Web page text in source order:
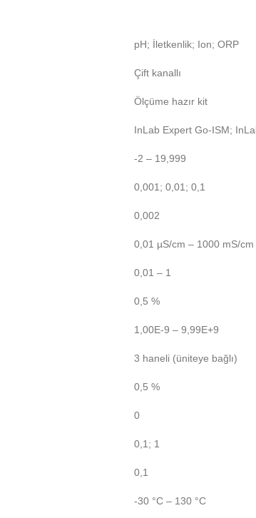
pH; İletkenlik; Ion; ORP
Çift kanallı
Ölçüme hazır kit
InLab Expert Go-ISM;
-2 – 19,999
0,001; 0,01; 0,1
0,002
0,01 µS/cm – 1000 mS/cm
0,01 – 1
0,5 %
1,00E-9 – 9,99E+9
3 haneli (üniteye bağlı)
0,5 %
0
0,1; 1
0,1
-30 °C – 130 °C